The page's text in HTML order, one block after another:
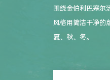
围绕金伯利巴塞尔
风格用简洁干净的
夏、秋、冬。